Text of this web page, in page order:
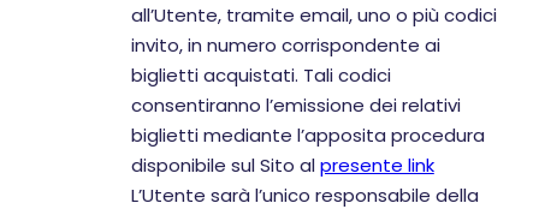
all’Utente, tramite email, uno o più codici
invito, in numero corrispondente ai
biglietti acquistati. Tali codici
consentiranno l’emissione dei relativi
biglietti mediante l’apposita procedura
disponibile sul Sito alpresente link
L’Utente sarà l’unico responsabile della